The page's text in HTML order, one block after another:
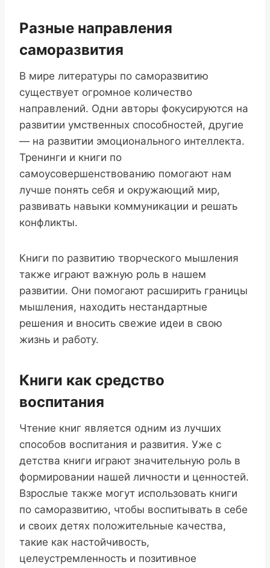
Разные направления
саморазвития
В мире литературы по саморазвитию
существует огромное количество
направлений. Одни авторы фокусируются на
развитии умственных способностей, другие
— на развитии эмоционального интеллекта.
Тренинги и книги по
самоусовершенствованию помогают нам
лучше понять себя и окружающий мир,
развивать навыки коммуникации и решать
конфликты.
Книги по развитию творческого мышления
также играют важную роль в нашем
развитии. Они помогают расширить границы
мышления, находить нестандартные
решения и вносить свежие идеи в свою
жизнь и работу.
Книги как средство
воспитания
Чтение книг является одним из лучших
способов воспитания и развития. Уже с
детства книги играют значительную роль в
формировании нашей личности и ценностей.
Взрослые также могут использовать книги
по саморазвитию, чтобы воспитывать в себе
и своих детях положительные качества,
такие как настойчивость,
целеустремленность и позитивное